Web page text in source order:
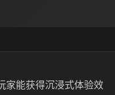
家能获得沉浸式体验效